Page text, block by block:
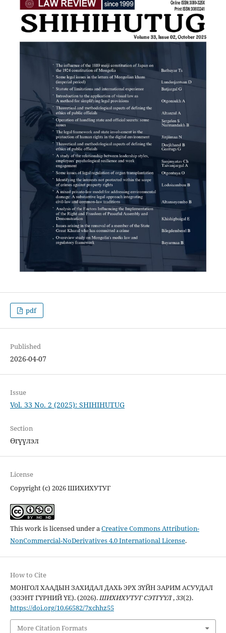
pdf
Published
2026-04-07
Issue
Vol. 33 No. 2 (2025): SHIHIHUTUG
Section
Өгүүлэл
License
Copyright (c) 2026 ШИХИХУТУГ
This work is licensed under a Creative Commons Attribution-
NonCommercial-NoDerivatives 4.0 International License.
How to Cite
МОНГОЛ ХААДЫН ЗАХИДАЛ ДАХЬ ЭРХ ЗҮЙН ЗАРИМ АСУУДАЛ
(ЭЗЭНТ ГҮРНИЙ ҮЕ). (2026). ШИХИХУТУГ СЭТГҮҮЛ,33(2).
https://doi.org/10.66582/7xchhz55
More Citation Formats